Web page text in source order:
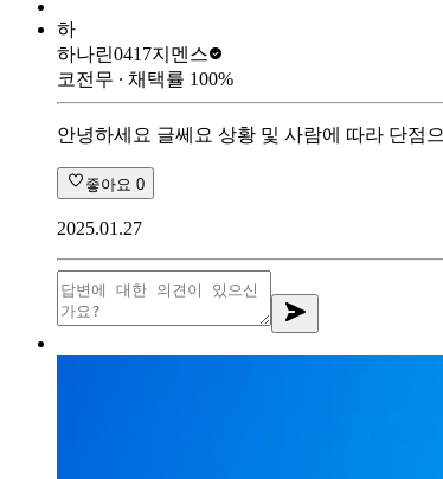
하
하나린0417지멘스
코전무 ∙ 채택률 100%
안녕하세요 글쎄요 상황 및 사람에 따라 단점
좋아요 0
2025.01.27